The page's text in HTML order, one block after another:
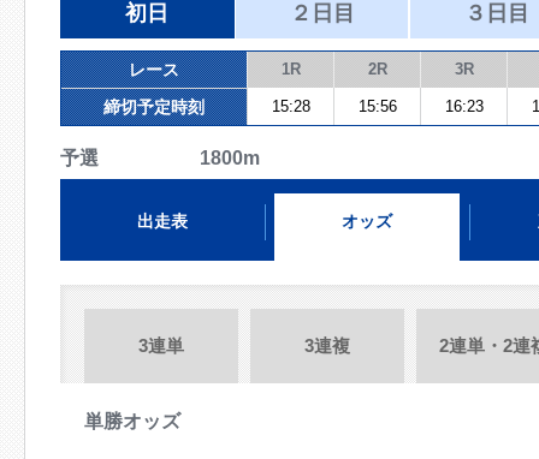
初日 ２日目 ３日目
レース 1R 2R 3R
締切予定時刻 15:28 15:56 16:23
予選 1800m
出走表 オッズ
3連単 3連複 2連単・2連
単勝オッズ